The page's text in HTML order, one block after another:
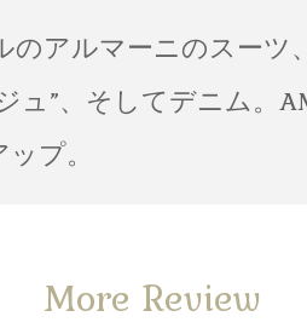
のアルマーニのスーツ
ュ”、そしてデニム。
プ。
More Review